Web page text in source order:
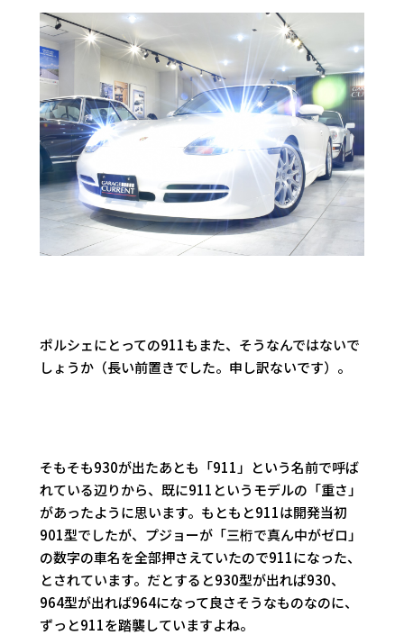
ポルシェにとっての911もまた、そうなんではないで
しょうか（長い前置きでした。申し訳ないです）。
そもそも930が出たあとも「911」という名前で呼ば
れている辺りから、既に911というモデルの「重さ」
があったように思います。もともと911は開発当初
901型でしたが、プジョーが「三桁で真ん中がゼロ」
の数字の車名を全部押さえていたので911になった、
とされています。だとすると930型が出れば930、
964型が出れば964になって良さそうなものなのに、
ずっと911を踏襲していますよね。